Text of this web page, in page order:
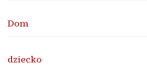
Dom
dziecko